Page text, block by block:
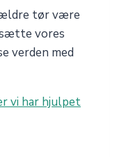
tør være
vores
verden med
vi har hjulpet